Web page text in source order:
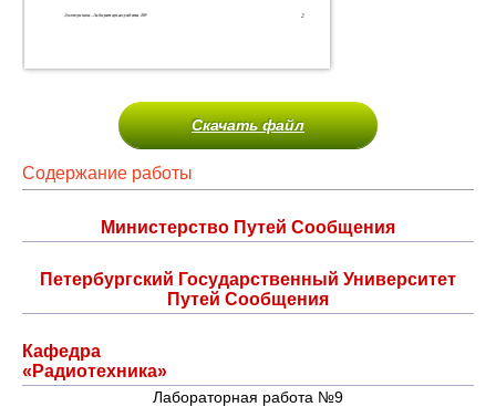
Скачать файл
Содержание работы
Министерство Путей Сообщения
Петербургский Государственный Университет
Путей Сообщения
Кафедра
«Радиотехника»
Лабораторная работа №9